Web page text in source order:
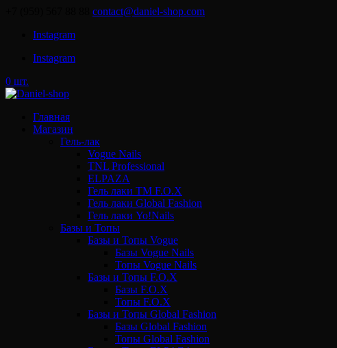
contact@daniel-shop.com
Instagram
Instagram
0 шт.
Главная
Магазин
Гель-лак
Vogue Nails
TNL Professional
ELPAZA
Гель лаки ТМ F.O.X
Гель лаки Global Fashion
Гель лаки Yo!Nails
Базы и Топы
Базы и Топы Vogue
Базы Vogue Nails
Топы Vogue Nails
Базы и Топы F.O.X
Базы F.O.X
Топы F.O.X
Базы и Топы Global Fashion
Базы Global Fashion
Топы Global Fashion